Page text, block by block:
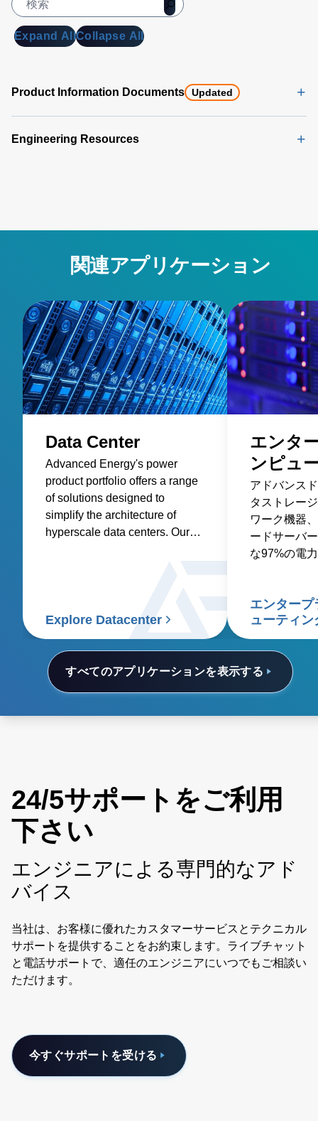
Expand AllCollapse All
Product Information Documents Updated
Engineering Resources
関連アプリケーション
すべてのアプリケーションを表示する
Data Center
Advanced Energy's power
product portfolio offers a range
of solutions designed to
simplify the architecture of
hyperscale data centers. Our
density, reducing the total cost
Explore Datacenter
エンタ
ンピュ
アドバンス
タストレー
ワーク機器
ードサーバ
な97%の電
エンタープ
ューティン
24/5サポートをご利用
下さい
エンジニアによる専門的なアド
バイス
当社は、お客様に優れたカスタマーサービスとテクニカル
サポートを提供することをお約束します。ライブチャット
と電話サポートで、適任のエンジニアにいつでもご相談い
ただけます。
今すぐサポートを受ける